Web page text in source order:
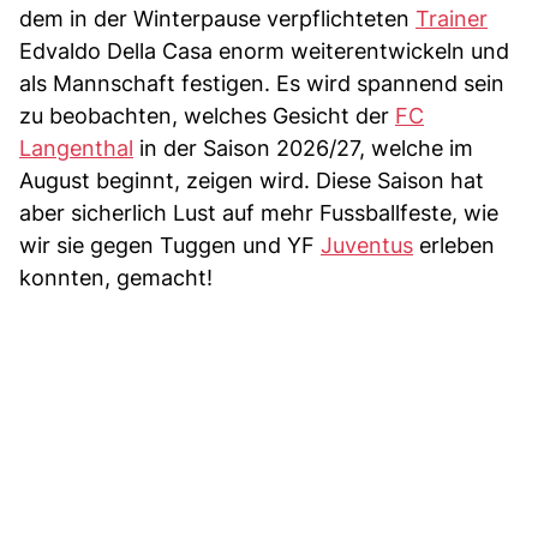
dem in der Winterpause verpflichteten Trainer
Edvaldo Della Casa enorm weiterentwickeln und
als Mannschaft festigen. Es wird spannend sein
zu beobachten, welches Gesicht der FC
Langenthal in der Saison 2026/27, welche im
August beginnt, zeigen wird. Diese Saison hat
aber sicherlich Lust auf mehr Fussballfeste, wie
wir sie gegen Tuggen und YF Juventus erleben
konnten, gemacht!